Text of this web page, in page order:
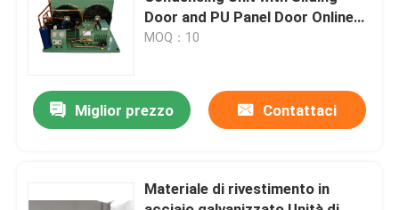
Notizie
Casi
evaporatore del coolroom
Door and PU Panel Door Online
Support After Service
MOQ：10
Miglior prezzo Contattaci
Materiale di rivestimento in